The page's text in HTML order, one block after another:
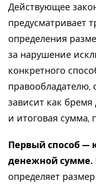
Действующее
предусматривает
определения
за нарушение
конкретного
правообладателю,
зависит как бремя
и итоговая сумма,
Первый способ —
денежной сумме.
определяет